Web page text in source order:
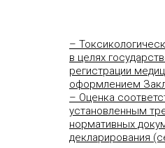
–
в целях
регистрации
оформлением
– Оценка
установленным
нормативных
декларирования